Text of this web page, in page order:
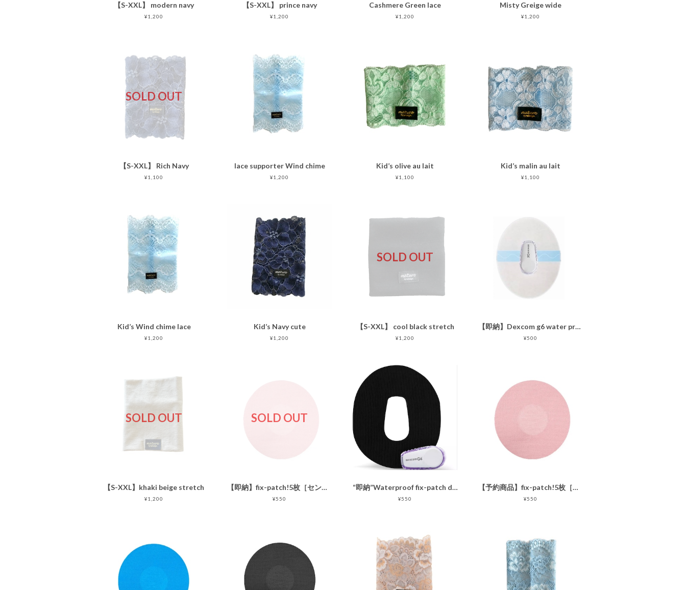
【S-XXL】 modern navy
¥1,200
【S-XXL】 prince navy
¥1,200
Cashmere Green lace
¥1,200
Misty Greige wide
¥1,200
SOLD OUT
【S-XXL】 Rich Navy
¥1,100
lace supporter Wind chime
¥1,200
Kid’s olive au lait
¥1,100
Kid’s malin au lait
¥1,100
Kid’s Wind chime lace
¥1,200
Kid’s Navy cute
¥1,200
SOLD OUT
【S-XXL】 cool black stretch
¥1,200
【即納】Dexcom g6 water proof patch（5枚セット）
¥500
SOLD OUT
【S-XXL】khaki beige stretch
¥1,200
SOLD OUT
【即納】fix-patch!5枚［センサー部分接着なし センサー用固定パッチ ］5枚ピンク
¥550
“即納”Waterproof fix-patch dexcom g6専用 ! 5枚
¥550
【予約商品】fix-patch!5枚［センサー部分接着なし センサー用固定パッチ ］5枚ピンク
¥550